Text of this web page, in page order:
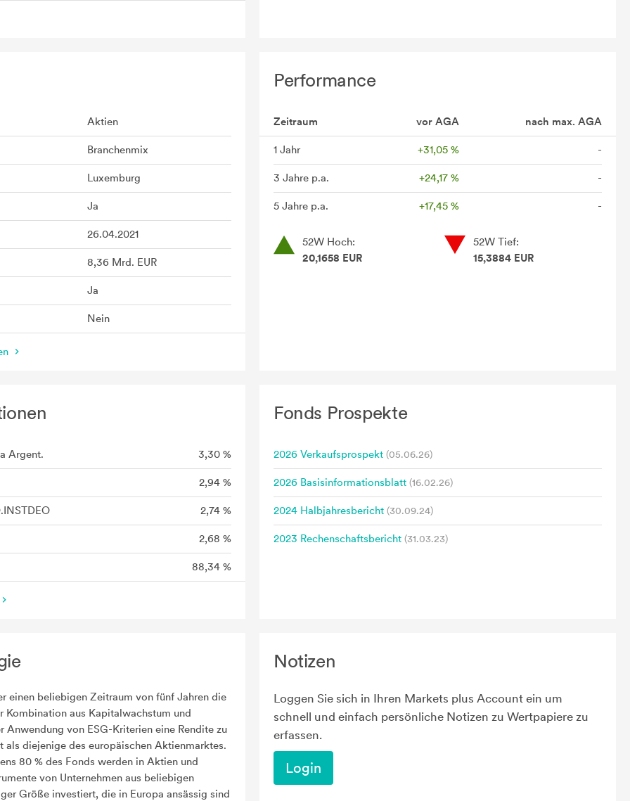
Aktien
Branchenmix
Luxemburg
Ja
26.04.2021
8,36 Mrd. EUR
Ja
Nein
Performance
Zeitraum vor AGA nach max. AGA
1 Jahr +31,05 % -
3 Jahre p.a. +24,17 % -
5 Jahre p.a. +17,45 % -
52W Hoch:
20,1658 EUR
52W Tief:
15,3884 EUR
Argent. 3,30 %
2,94 %
2,74 %
2,68 %
88,34 %
Fonds Prospekte
2026 Verkaufsprospekt (05.06.26)
2026 Basisinformationsblatt (16.02.26)
2024 Halbjahresbericht (30.09.24)
2023 Rechenschaftsbericht (31.03.23)
einen beliebigen Zeitraum von fünf Jahren die
Kombination aus Kapitalwachstum und
Anwendung von ESG-Kriterien eine Rendite zu
als diejenige des europäischen Aktienmarktes.
80 % des Fonds werden in Aktien und
von Unternehmen aus beliebigen
Größe investiert, die in Europa ansässig sind
Notizen
Loggen Sie sich in Ihren Markets plus Account ein um
schnell und einfach persönliche Notizen zu Wertpapiere zu
erfassen.
Login